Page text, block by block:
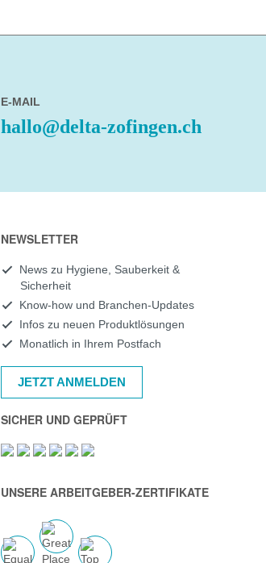
E-MAIL
hallo@delta-zofingen.ch
NEWSLETTER
News zu Hygiene, Sauberkeit &
Sicherheit
Know-how und Branchen-Updates
Infos zu neuen Produktlösungen
Monatlich in Ihrem Postfach
JETZT ANMELDEN
SICHER UND GEPRÜFT
UNSERE ARBEITGEBER-ZERTIFIKATE